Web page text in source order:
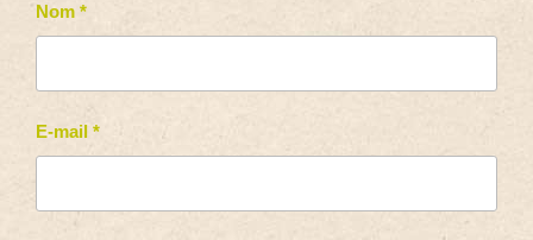
Nom *
E-mail *